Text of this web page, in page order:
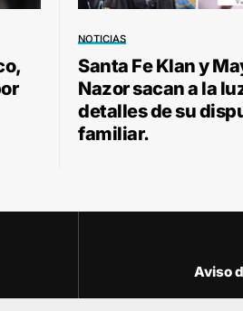
NOTICIAS
Santa Fe Klan y
Nazor sacan a la
detalles de su
familiar.
Aviso